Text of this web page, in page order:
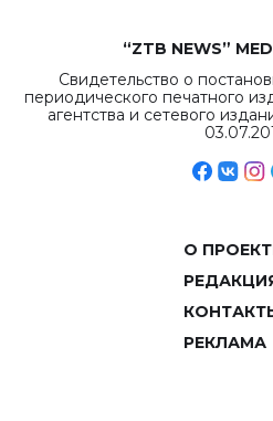
“ZTB NEWS”
Свидетельство о
периодического печатного
агентства и сетевого
О
РЕКЛАМА